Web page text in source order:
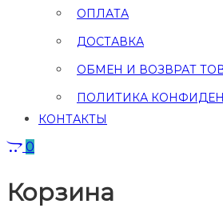
ОПЛАТА
ДОСТАВКА
ОБМЕН И ВОЗВРАТ
ПОЛИТИКА
КОНТАКТЫ
0
Корзина